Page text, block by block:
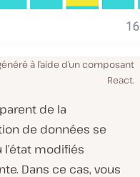
à l’aide d’un composant
React.
de la
de données se
modifiés
Dans ce cas, vous